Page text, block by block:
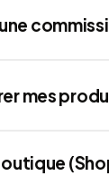
sont
mes
des stocks :